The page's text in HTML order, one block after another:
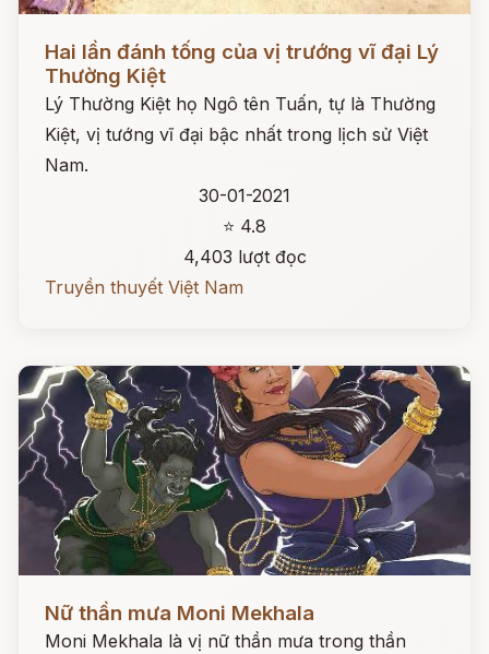
Đọc ngay
Hai lần đánh tống của vị trướng vĩ đại Lý
Thường Kiệt
Lý Thường Kiệt họ Ngô tên Tuấn, tự là Thường
Kiệt, vị tướng vĩ đại bậc nhất trong lịch sử Việt
Nam.
30-01-2021
⭐ 4.8
4,403 lượt đọc
Truyền thuyết Việt Nam
Nữ thần mưa Moni Mekhala
Moni Mekhala là vị nữ thần mưa trong thần